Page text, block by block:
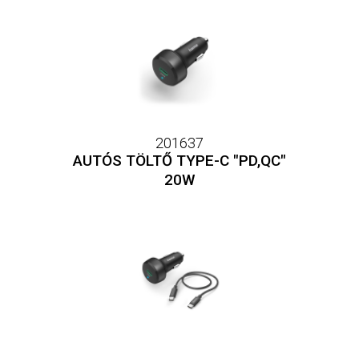
201637
AUTÓS TÖLTŐ TYPE-C "PD,QC"
20W